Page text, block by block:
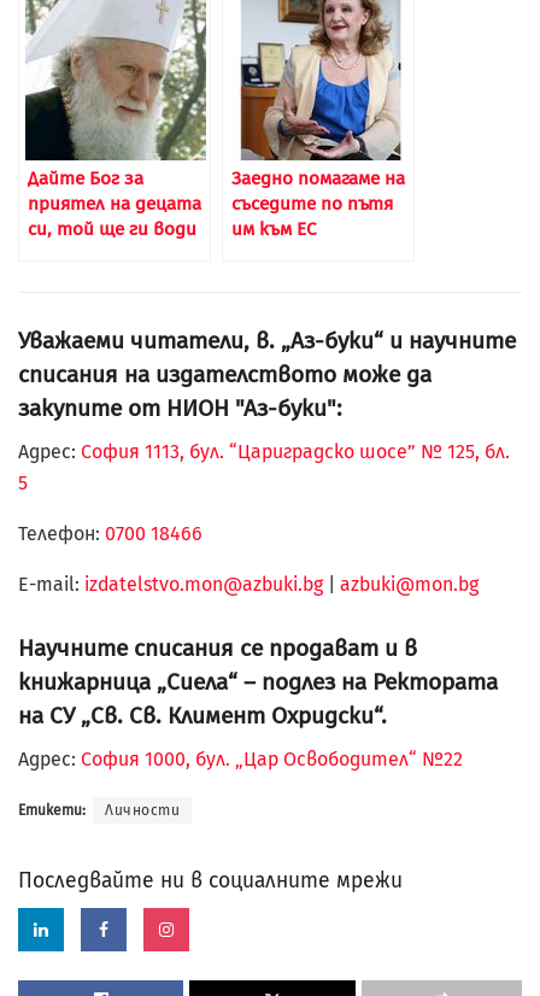
Дайте Бог за
приятел на децата
си, той ще ги води
Заедно помагаме на
съседите по пътя
им към ЕС
Уважаеми читатели, в. „Аз-буки“ и научните
списания на издателството може да
закупите от НИОН "Аз-буки":
Адрес: София 1113, бул. “Цариградско шосе” № 125, бл.
5
Телефон: 0700 18466
Е-mail: izdatelstvo.mon@azbuki.bg| azbuki@mon.bg
Научните списания се продават и в
книжарница „Сиела“ – подлез на Ректората
на СУ „Св. Св. Климент Охридски“.
Адрес: София 1000, бул. „Цар Освободител“ №22
Етикети: Личности
Последвайте ни в социалните мрежи